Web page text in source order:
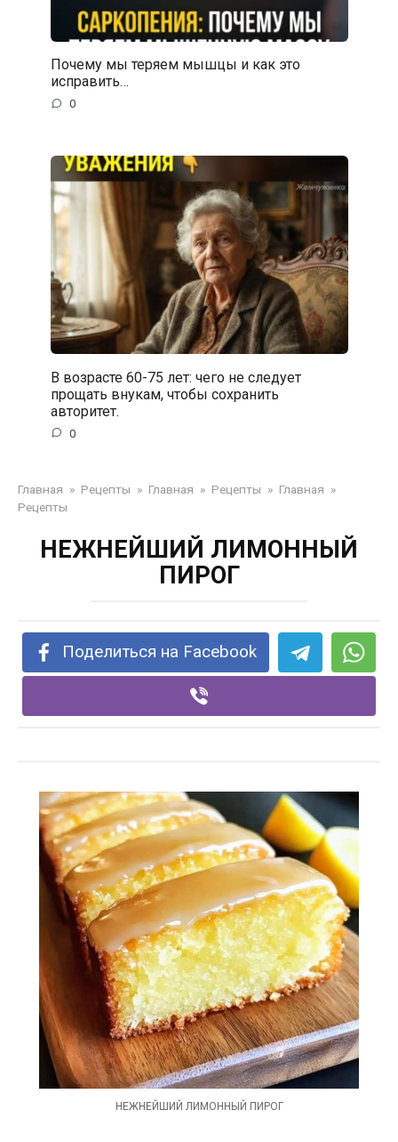
Почему мы теряем мышцы и как это
исправить…
0
В возрасте 60-75 лет: чего не следует
прощать внукам, чтобы сохранить
авторитет.
0
Главная » Рецепты » Главная » Рецепты » Главная »
Рецепты
НЕЖНЕЙШИЙ ЛИМОННЫЙ
ПИРОГ
Поделиться на Facebook
НЕЖНЕЙШИЙ ЛИМОННЫЙ ПИРОГ